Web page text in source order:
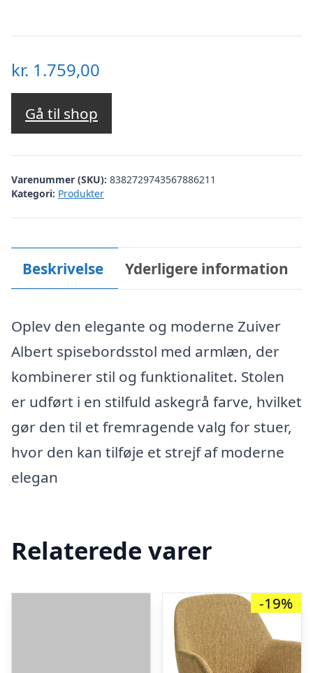
kr. 1.759,00
Gå til shop
Varenummer (SKU): 8382729743567886211
Kategori: Produkter
Beskrivelse Yderligere information
Oplev den elegante og moderne Zuiver
Albert spisebordsstol med armlæn, der
kombinerer stil og funktionalitet. Stolen
er udført i en stilfuld askegrå farve, hvilket
gør den til et fremragende valg for stuer,
hvor den kan tilføje et strejf af moderne
elegan
Relaterede varer
-19%